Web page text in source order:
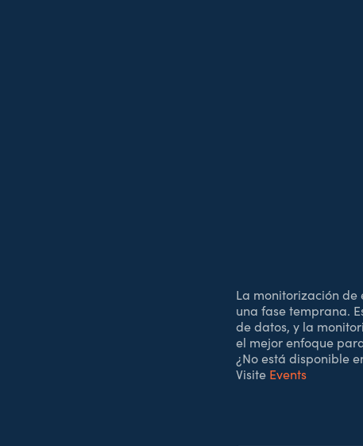
La monitorización
una fase temprana.
de datos, y la
el mejor enfoque
¿No está disponible
Visite Events